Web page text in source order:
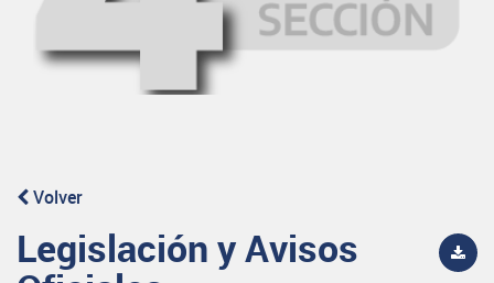
Volver
Legislación y Avisos